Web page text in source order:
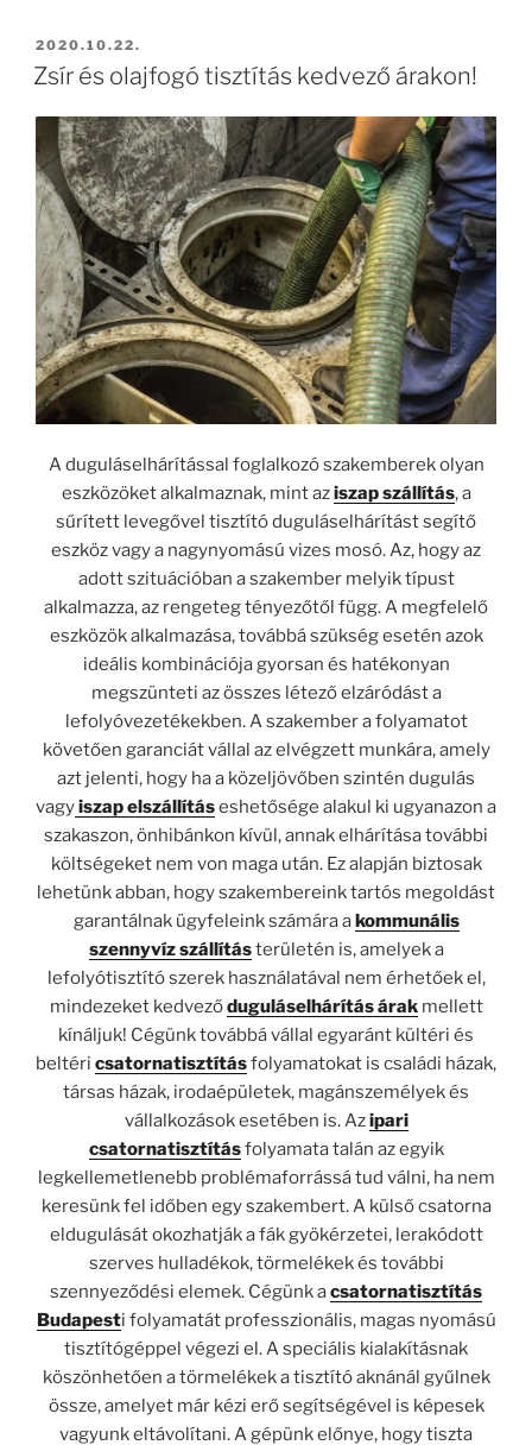
BEKÜLDVE:
2020.10.22.
Zsír és olajfogó tisztítás kedvező árakon!
A duguláselhárítással foglalkozó szakemberek olyan
eszközöket alkalmaznak, mint aziszap szállítás, a
sűrített levegővel tisztító duguláselhárítást segítő
eszköz vagy a nagynyomású vizes mosó. Az, hogy az
adott szituációban a szakember melyik típust
alkalmazza, az rengeteg tényezőtől függ. A megfelelő
eszközök alkalmazása, továbbá szükség esetén azok
ideális kombinációja gyorsan és hatékonyan
megszünteti az összes létező elzáródást a
lefolyóvezetékekben. A szakember a folyamatot
követően garanciát vállal az elvégzett munkára, amely
azt jelenti, hogy ha a közeljövőben szintén dugulás
vagyiszap elszállításeshetősége alakul ki ugyanazon a
szakaszon, önhibánkon kívül, annak elhárítása további
költségeket nem von maga után. Ez alapján biztosak
lehetünk abban, hogy szakembereink tartós megoldást
garantálnak ügyfeleink számára akommunális
szennyvíz szállításterületén is, amelyek a
lefolyótisztító szerek használatával nem érhetőek el,
mindezeket kedveződuguláselhárítás árakmellett
kínáljuk! Cégünk továbbá vállal egyaránt kültéri és
beltéri csatornatisztításfolyamatokat is családi házak,
társas házak, irodaépületek, magánszemélyek és
vállalkozások esetében is. Azipari
csatornatisztításfolyamata talán az egyik
legkellemetlenebb problémaforrássá tud válni, ha nem
keresünk fel időben egy szakembert. A külső csatorna
eldugulását okozhatják a fák gyökérzetei, lerakódott
szerves hulladékok, törmelékek és további
szennyeződési elemek. Cégünk acsatornatisztítás
Budapesti folyamatát professzionális, magas nyomású
tisztítógéppel végezi el. A speciális kialakításnak
köszönhetően a törmelékek a tisztító aknánál gyűlnek
össze, amelyet már kézi erő segítségével is képesek
vagyunk eltávolítani. A gépünk előnye, hogy tiszta